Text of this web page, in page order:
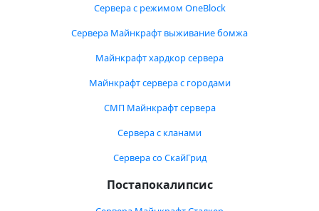
Сервера с режимом OneBlock
Сервера Майнкрафт выживание бомжа
Майнкрафт хардкор сервера
Майнкрафт сервера с городами
СМП Майнкрафт сервера
Сервера с кланами
Сервера со СкайГрид
Постапокалипсис